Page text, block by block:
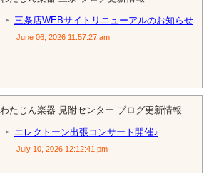
三条店WEBサイトリニューアルのお知らせ
June 06, 2026 11:57:27 am
わたじん楽器 見附センター ブログ更新情報
エレクトーン出張コンサート開催♪
July 10, 2026 12:12:41 pm